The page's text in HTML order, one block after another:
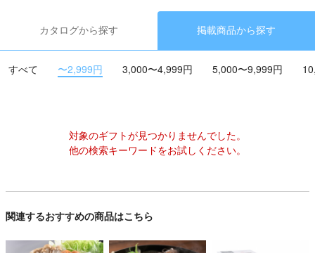
カタログから探す 掲載商品から探す
すべて 〜2,999円 3,000〜4,999円 5,000〜9,999円
対象のギフトが見つかりませんでした。
他の検索キーワードをお試しください。
関連するおすすめの商品はこちら